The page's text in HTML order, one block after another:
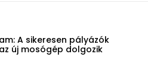
A sikeresen pályázók
új mosógép dolgozik